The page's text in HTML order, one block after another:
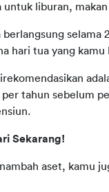
liburan,
berlangsung
hari tua yang
tahun sebelum
Sekarang!
aset, kamu